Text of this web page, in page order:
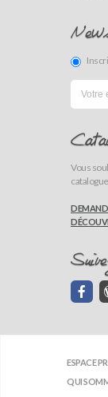
Vous
ESPACE
QUI